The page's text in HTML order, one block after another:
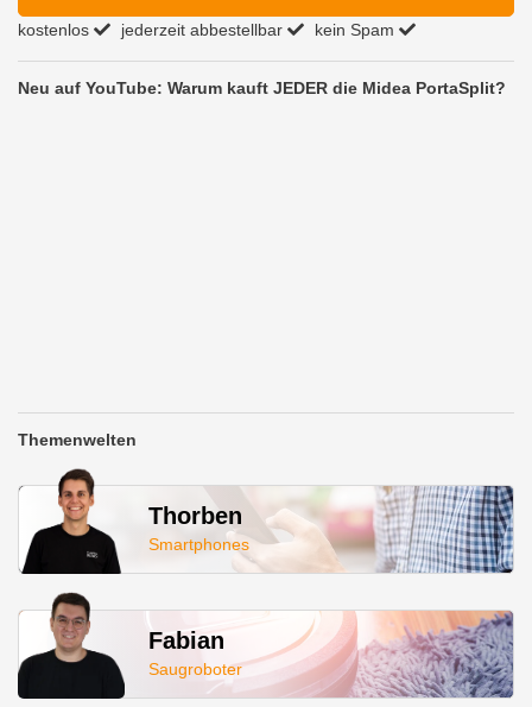
kostenlos jederzeit abbestellbar kein Spam
Neu auf YouTube: Warum kauft JEDER die Midea PortaSplit?
Themenwelten
Thorben
Smartphones
Fabian
Saugroboter